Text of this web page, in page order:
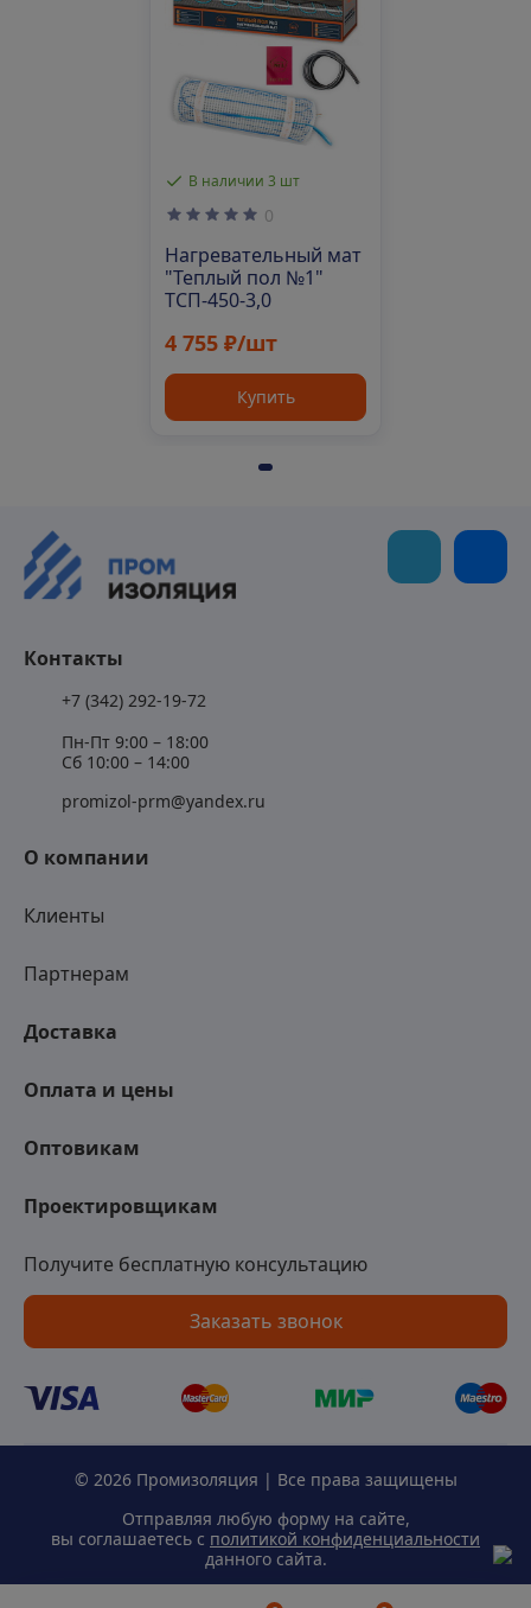
В наличии 3 шт
0
Нагревательный мат
"Теплый пол №1"
ТСП-450-3,0
4 755 ₽/шт
Купить
Получите бесплатную консультацию
Заказать звонок
О компании
Клиенты
Партнерам
Доставка
Оплата и цены
Оптовикам
Проектировщикам
Контакты
+7 (342) 292-19-72
Пн-Пт 9:00 – 18:00
Сб 10:00 – 14:00
promizol-prm@yandex.ru
© 2026 Промизоляция | Все права защищены
Отправляя любую форму на сайте,
вы соглашаетесь с политикой конфиденциальности
данного сайта.